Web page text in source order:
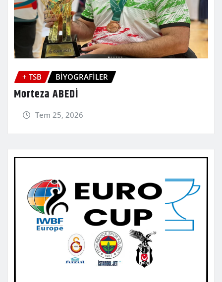
+ TSB BİYOGRAFİLER
Morteza ABEDİ
Tem 25, 2026